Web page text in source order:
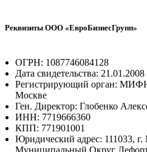
Реквизиты ООО «ЕвроБизнесГрупп»
ОГРН: 1087746084128
Дата свидетельства: 21.01.2008
Регистрирующий орган:
Москве
Ген. Директор: Глобенко
ИНН: 7719666360
КПП: 771901001
Юридический адрес: 111033, г.